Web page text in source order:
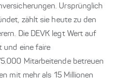
Ursprünglich
zählt sie heute zu den
Die DEVK legt Wert auf
und eine faire
Mitarbeitende betreuen
mit mehr als 15 Millionen